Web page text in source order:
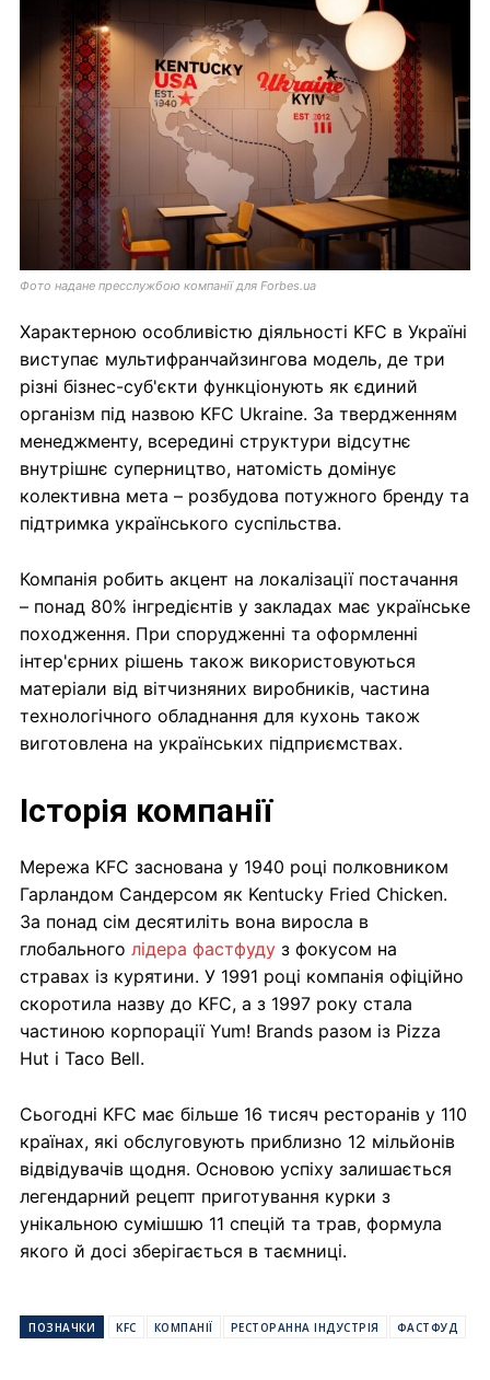
Фото надане пресслужбою компанії для Forbes.ua
Характерною особливістю діяльності KFC в Україні
виступає мультифранчайзингова модель, де три
різні бізнес-суб'єкти функціонують як єдиний
організм під назвою KFC Ukraine. За твердженням
менеджменту, всередині структури відсутнє
внутрішнє суперництво, натомість домінує
колективна мета – розбудова потужного бренду та
підтримка українського суспільства.
Компанія робить акцент на локалізації постачання
– понад 80% інгредієнтів у закладах має українське
походження. При спорудженні та оформленні
інтер'єрних рішень також використовуються
матеріали від вітчизняних виробників, частина
технологічного обладнання для кухонь також
виготовлена на українських підприємствах.
Історія компанії
Мережа KFC заснована у 1940 році полковником
Гарландом Сандерсом як Kentucky Fried Chicken.
За понад сім десятиліть вона виросла в
глобального лідера фастфуду з фокусом на
стравах із курятини. У 1991 році компанія офіційно
скоротила назву до KFC, а з 1997 року стала
частиною корпорації Yum! Brands разом із Pizza
Hut і Taco Bell.
Сьогодні KFC має більше 16 тисяч ресторанів у 110
країнах, які обслуговують приблизно 12 мільйонів
відвідувачів щодня. Основою успіху залишається
легендарний рецепт приготування курки з
унікальною сумішшю 11 спецій та трав, формула
якого й досі зберігається в таємниці.
ПОЗНАЧКИ KFC КОМПАНІЇ РЕСТОРАННА ІНДУСТРІЯ ФАСТФУД